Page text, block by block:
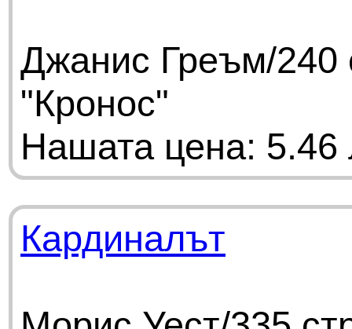
Джанис Греъм/240
"Кронос"
Нашата цена: 5.46
Кардиналът